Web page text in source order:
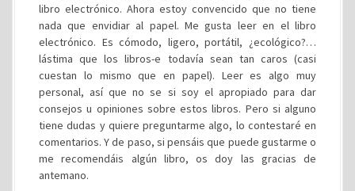
libro electrónico. Ahora estoy convencido que no tiene
nada que envidiar al papel. Me gusta leer en el libro
electrónico. Es cómodo, ligero, portátil, ¿ecológico?…
lástima que los libros-e todavía sean tan caros (casi
cuestan lo mismo que en papel). Leer es algo muy
personal, así que no se si soy el apropiado para dar
consejos u opiniones sobre estos libros. Pero si alguno
tiene dudas y quiere preguntarme algo, lo contestaré en
comentarios. Y de paso, si pensáis que puede gustarme o
me recomendáis algún libro, os doy las gracias de
antemano.